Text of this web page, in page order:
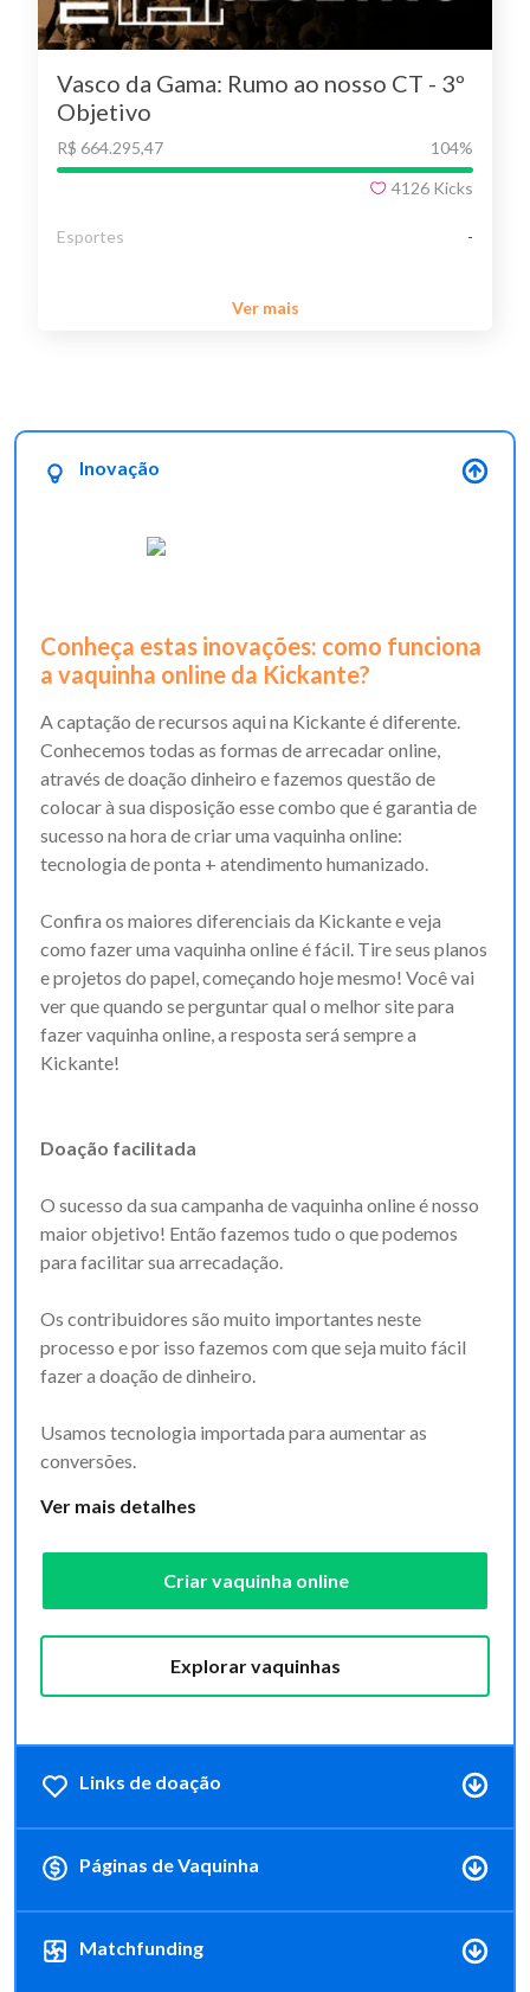
Vasco da Gama: Rumo ao nosso CT - 3º
Objetivo
R$ 664.295,47 104%
4126 Kicks
Esportes -
Ver mais
Inovação
Conheça estas inovações: como funciona
a vaquinha online da Kickante?
A captação de recursos aqui na Kickante é diferente.
Conhecemos todas as formas de arrecadar online,
através de doação dinheiro e fazemos questão de
colocar à sua disposição esse combo que é garantia de
sucesso na hora de criar uma vaquinha online:
tecnologia de ponta + atendimento humanizado.
Confira os maiores diferenciais da Kickante e veja
como fazer uma vaquinha online é fácil. Tire seus planos
e projetos do papel, começando hoje mesmo! Você vai
ver que quando se perguntar qual o melhor site para
fazer vaquinha online, a resposta será sempre a
Kickante!
Doação facilitada
O sucesso da sua campanha de vaquinha online é nosso
maior objetivo! Então fazemos tudo o que podemos
para facilitar sua arrecadação.
Os contribuidores são muito importantes neste
processo e por isso fazemos com que seja muito fácil
fazer a doação de dinheiro.
Usamos tecnologia importada para aumentar as
conversões.
Ver mais detalhes
Criar vaquinha online
Explorar vaquinhas
Links de doação
Páginas de Vaquinha
Matchfunding